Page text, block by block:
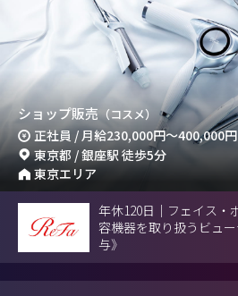
ショップ販売（コスメ）
正社員 / 月給230,000円～400,000円
東京都 / 銀座駅 徒歩5分
東京エリア
年休120日｜フェイス・
容機器を取り扱うビュ
与》